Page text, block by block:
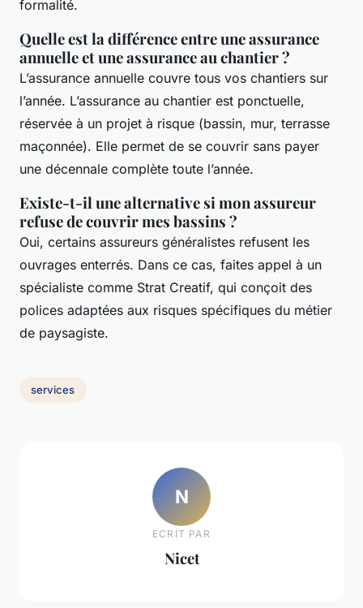
formalité.
Quelle est la différence entre une assurance
annuelle et une assurance au chantier ?
L’assurance annuelle couvre tous vos chantiers sur
l’année. L’assurance au chantier est ponctuelle,
réservée à un projet à risque (bassin, mur, terrasse
maçonnée). Elle permet de se couvrir sans payer
une décennale complète toute l’année.
Existe-t-il une alternative si mon assureur
refuse de couvrir mes bassins ?
Oui, certains assureurs généralistes refusent les
ouvrages enterrés. Dans ce cas, faites appel à un
spécialiste comme Strat Creatif, qui conçoit des
polices adaptées aux risques spécifiques du métier
de paysagiste.
services
N
ECRIT PAR
Nicet